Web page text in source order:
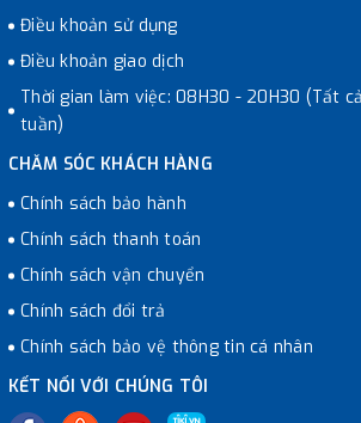
Điều khoản sử dụng
Điều khoản giao dịch
Thời gian làm việc: 08H30 - 20H30 (Tất
tuần)
CHĂM SÓC KHÁCH HÀNG
Chính sách bảo hành
Chính sách thanh toán
Chính sách vận chuyển
Chính sách đổi trả
Chính sách bảo vệ thông tin cá nhân
KẾT NỐI VỚI CHÚNG TÔI